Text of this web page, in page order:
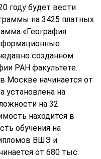
году будет вести
на 3425 платных
«География
созданном
РАН факультете.
Москве начинается от
установлена на
на 32
находится в
обучения на
ВШЭ и
от 680 тыс.